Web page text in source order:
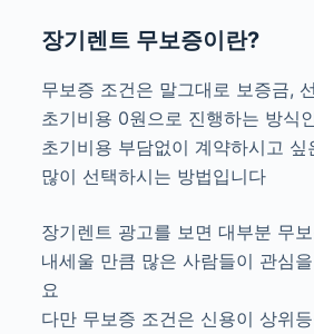
장기렌트 무보증이란?
무보증 조건은 말그대로 보증금,
초기비용 0원으로 진행하는 방식
초기비용 부담없이 계약하시고 싶
많이 선택하시는 방법입니다
장기렌트 광고를 보면 대부분 무
내세울 만큼 많은 사람들이 관심
요
다만 무보증 조건은 신용이 상위